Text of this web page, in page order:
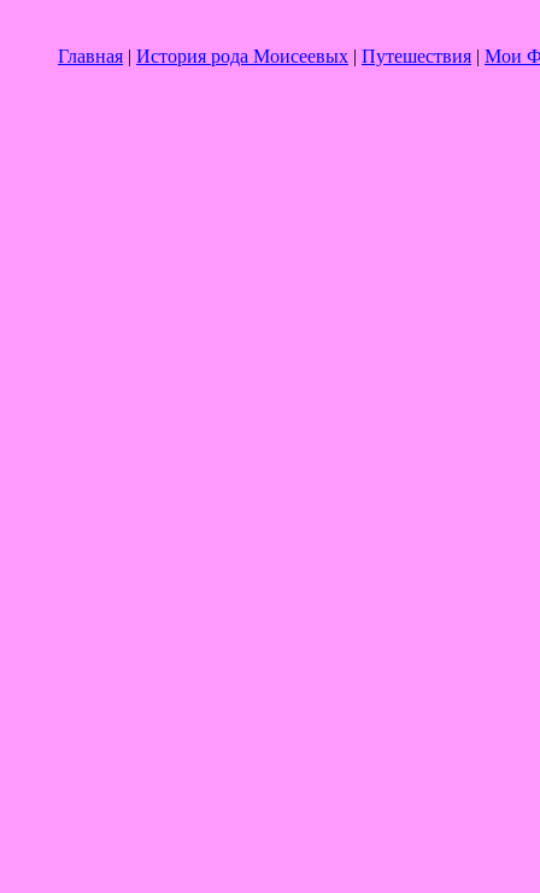
Главная | История рода Моисеевых | Путешествия | Мои